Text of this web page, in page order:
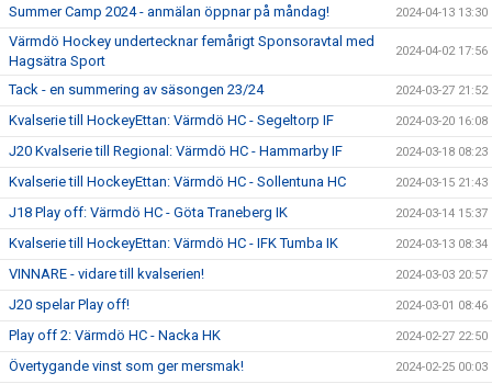
Summer Camp 2024 - anmälan öppnar på måndag! 2024-04-13 13:30
Värmdö Hockey undertecknar femårigt Sponsoravtal med
Hagsätra Sport
2024-04-02 17:56
Tack - en summering av säsongen 23/24 2024-03-27 21:52
Kvalserie till HockeyEttan: Värmdö HC - Segeltorp IF 2024-03-20 16:08
J20 Kvalserie till Regional: Värmdö HC - Hammarby IF 2024-03-18 08:23
Kvalserie till HockeyEttan: Värmdö HC - Sollentuna HC 2024-03-15 21:43
J18 Play off: Värmdö HC - Göta Traneberg IK 2024-03-14 15:37
Kvalserie till HockeyEttan: Värmdö HC - IFK Tumba IK 2024-03-13 08:34
VINNARE - vidare till kvalserien! 2024-03-03 20:57
J20 spelar Play off! 2024-03-01 08:46
Play off 2: Värmdö HC - Nacka HK 2024-02-27 22:50
Övertygande vinst som ger mersmak! 2024-02-25 00:03